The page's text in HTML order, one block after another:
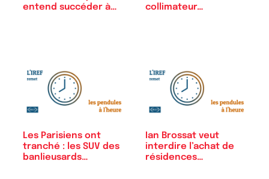
entend succéder à…
collimateur…
Les Parisiens ont
tranché : les SUV des
banlieusards…
Ian Brossat veut
interdire l’achat de
résidences…